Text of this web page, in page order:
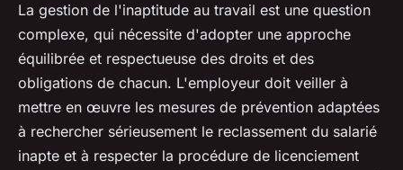
La gestion de l'inaptitude au travail est une question
complexe, qui nécessite d'adopter une approche
équilibrée et respectueuse des droits et des
obligations de chacun. L'employeur doit veiller à
mettre en œuvre les mesures de prévention adaptées
à rechercher sérieusement le reclassement du salarié
inapte et à respecter la procédure de licenciement